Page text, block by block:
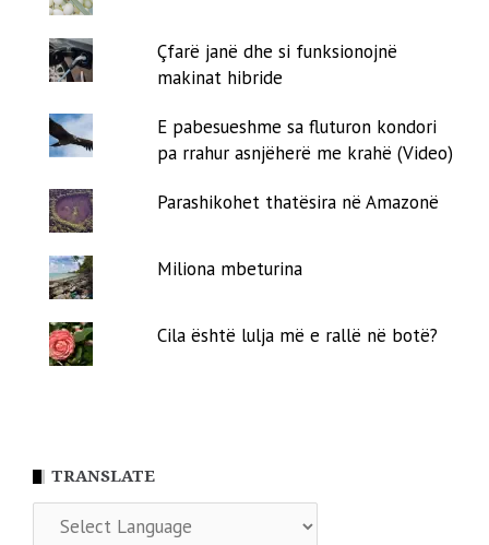
Çfarë janë dhe si funksionojnë
makinat hibride
E pabesueshme sa fluturon kondori
pa rrahur asnjëherë me krahë (Video)
Parashikohet thatësira në Amazonë
Miliona mbeturina
Cila është lulja më e rallë në botë?
TRANSLATE